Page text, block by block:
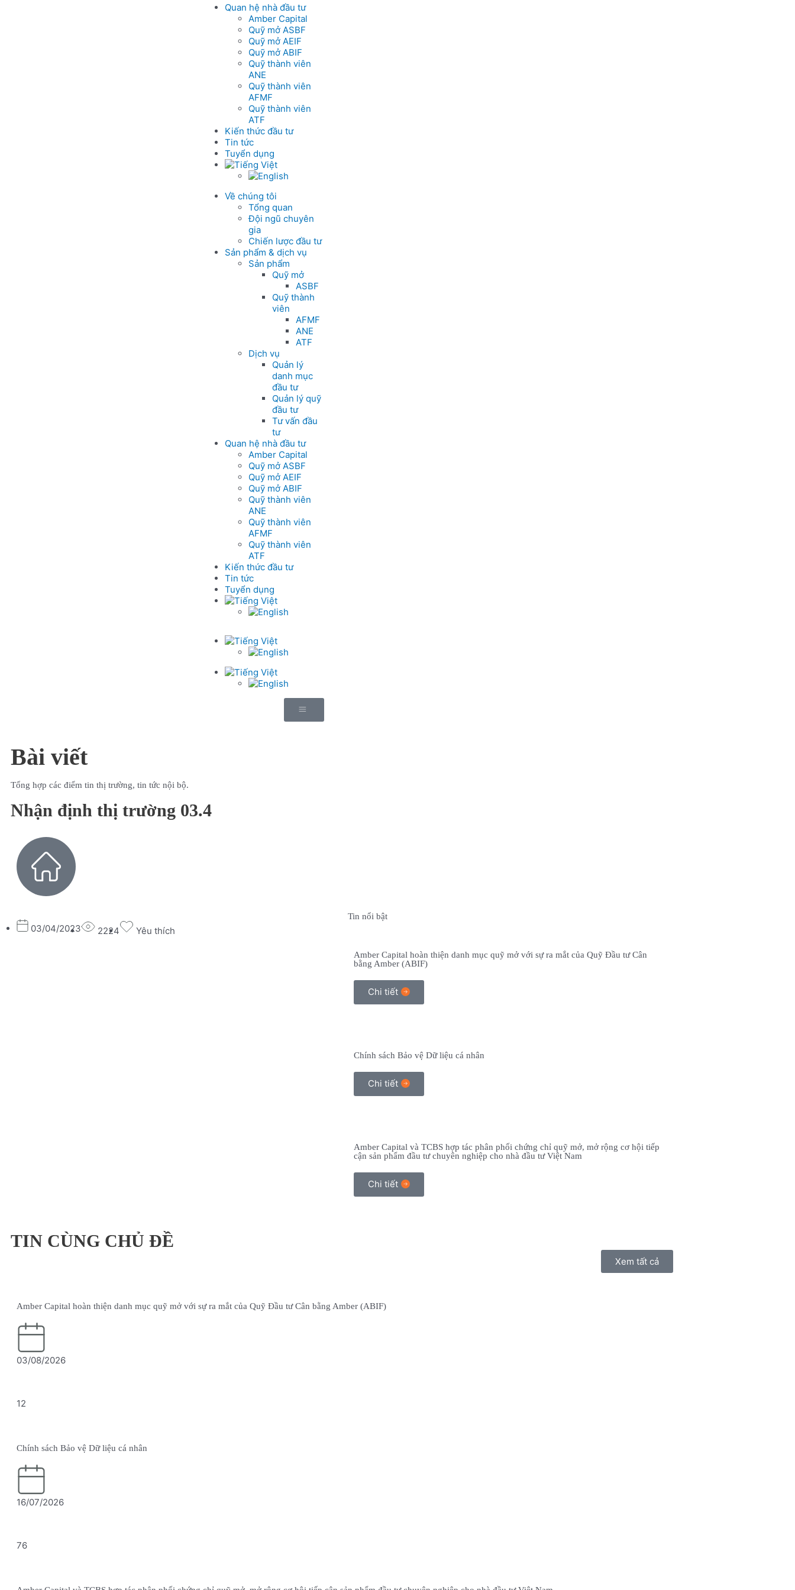
Quan hệ nhà đầu tư
Amber Capital
Quỹ mở ASBF
Quỹ mở AEIF
Quỹ mở ABIF
Quỹ thành viên
ANE
Quỹ thành viên
AFMF
Quỹ thành viên
ATF
Kiến thức đầu tư
Tin tức
Tuyển dụng
Về chúng tôi
Tổng quan
Đội ngũ chuyên
gia
Chiến lược đầu tư
Sản phẩm & dịch vụ
Sản phẩm
Quỹ mở
ASBF
Quỹ thành
viên
AFMF
ANE
ATF
Dịch vụ
Quản lý
danh mục
đầu tư
Quản lý quỹ
đầu tư
Tư vấn đầu
tư
Quan hệ nhà đầu tư
Amber Capital
Quỹ mở ASBF
Quỹ mở AEIF
Quỹ mở ABIF
Quỹ thành viên
ANE
Quỹ thành viên
AFMF
Quỹ thành viên
ATF
Kiến thức đầu tư
Tin tức
Tuyển dụng
Bài viết
Tổng hợp các điểm tin thị trường, tin tức nội bộ.
Nhận định thị trường 03.4
03/04/2023 2224 Yêu thích
Tin nổi bật
Amber Capital hoàn thiện danh mục quỹ mở với sự ra mắt của Quỹ Đầu tư Cân
bằng Amber (ABIF)
Chi tiết
Chính sách Bảo vệ Dữ liệu cá nhân
Chi tiết
Amber Capital và TCBS hợp tác phân phối chứng chỉ quỹ mở, mở rộng cơ hội tiếp
cận sản phẩm đầu tư chuyên nghiệp cho nhà đầu tư Việt Nam
Chi tiết
TIN CÙNG CHỦ ĐỀ
Xem tất cả
Amber Capital hoàn thiện danh mục quỹ mở với sự ra mắt của Quỹ Đầu tư Cân bằng Amber (ABIF)
03/08/2026
12
Chính sách Bảo vệ Dữ liệu cá nhân
16/07/2026
76